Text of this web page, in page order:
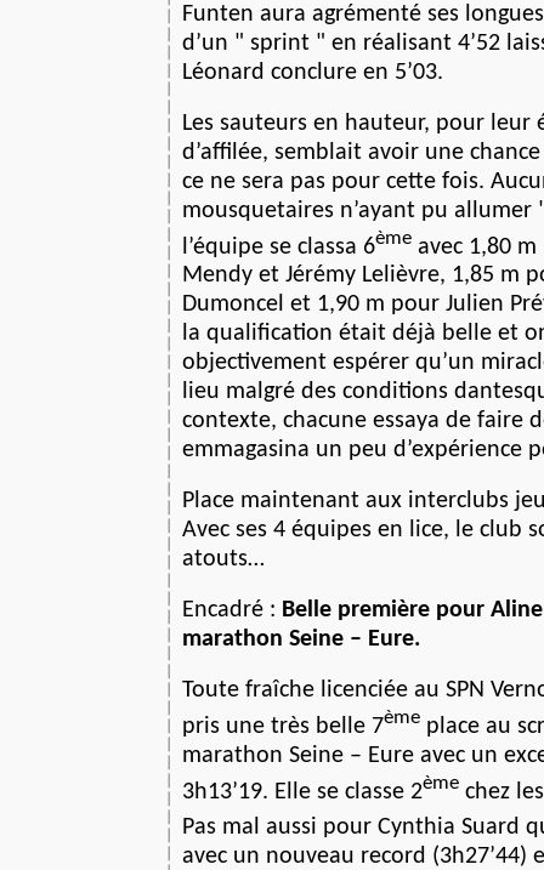
Funten aura agrémenté ses
d’un " sprint " en réalisant 4’52
Léonard conclure en 5’03.
Les sauteurs en hauteur, pour
d’affilée, semblait avoir une
ce ne sera pas pour cette fois.
mousquetaires n’ayant pu allumer
l’équipe se classa 6ème avec 1,80
Mendy et Jérémy Lelièvre, 1,85 m
Dumoncel et 1,90 m pour Julien
la qualification était déjà belle et
objectivement espérer qu’un
lieu malgré des conditions
contexte, chacune essaya de faire
emmagasina un peu d’expérience
Place maintenant aux interclubs
Avec ses 4 équipes en lice, le club
atouts…
Encadré : Belle première pour Aline
marathon Seine – Eure.
Toute fraîche licenciée au SPN
pris une très belle 7ème place au
marathon Seine – Eure avec un
3h13’19. Elle se classe 2ème chez
Pas mal aussi pour Cynthia Suard
avec un nouveau record (3h27’44)